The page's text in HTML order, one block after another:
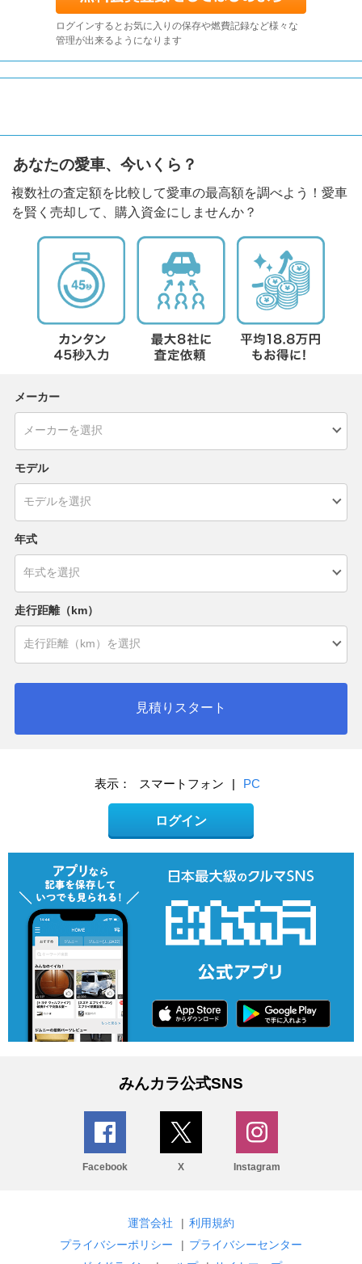
ログインするとお気に入りの保存や燃費記録など様々な
管理が出来るようになります
あなたの愛車、今いくら？
複数社の査定額を比較して愛車の最高額を調べよう！愛車
を賢く売却して、購入資金にしませんか？
メーカー
モデル
年式
走行距離（km）
見積りスタート
表示： スマートフォン | PC
ログイン
みんカラ公式SNS
Facebook X Instagram
運営会社 | 利用規約
プライバシーポリシー
| プライバシーセンター